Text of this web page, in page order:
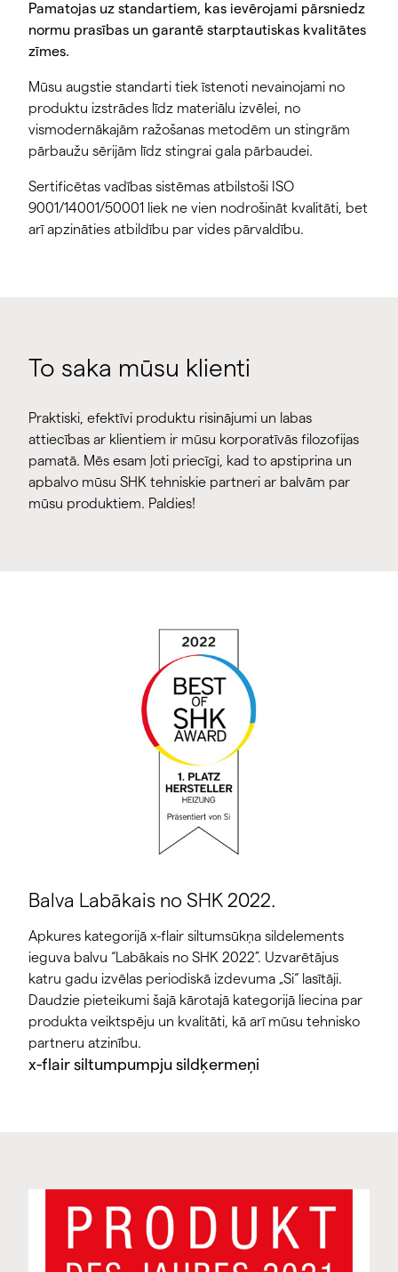
Pamatojas uz standartiem, kas ievērojami pārsniedz
normu prasības un garantē starptautiskas kvalitātes
zīmes.
Mūsu augstie standarti tiek īstenoti nevainojami no
produktu izstrādes līdz materiālu izvēlei, no
vismodernākajām ražošanas metodēm un stingrām
pārbaužu sērijām līdz stingrai gala pārbaudei.
Sertificētas vadības sistēmas atbilstoši ISO
9001/14001/50001 liek ne vien nodrošināt kvalitāti, bet
arī apzināties atbildību par vides pārvaldību.
To saka mūsu klienti
Praktiski, efektīvi produktu risinājumi un labas
attiecības ar klientiem ir mūsu korporatīvās filozofijas
pamatā. Mēs esam ļoti priecīgi, kad to apstiprina un
apbalvo mūsu SHK tehniskie partneri ar balvām par
mūsu produktiem. Paldies!
Balva Labākais no SHK 2022.
Apkures kategorijā x-flair siltumsūkņa sildelements
ieguva balvu “Labākais no SHK 2022”. Uzvarētājus
katru gadu izvēlas periodiskā izdevuma „Si“ lasītāji.
Daudzie pieteikumi šajā kārotajā kategorijā liecina par
produkta veiktspēju un kvalitāti, kā arī mūsu tehnisko
partneru atzinību.
x-flair siltumpumpju sildķermeņi